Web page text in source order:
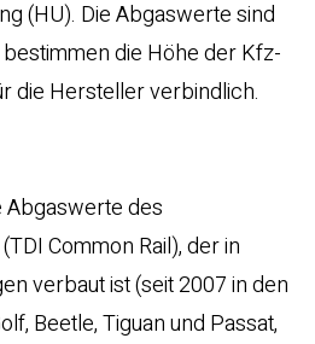
(HU). Die Abgaswerte sind
die Höhe der Kfz-
die Hersteller verbindlich.
Abgaswerte des
(TDI Common Rail), der in
verbaut ist (seit 2007 in den
Beetle, Tiguan und Passat,